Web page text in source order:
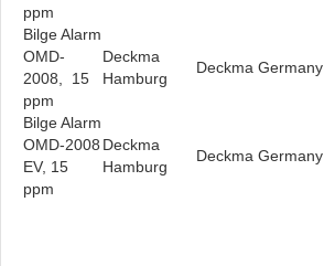
ppm
Bilge Alarm
OMD-
2008, 15
ppm
Deckma
Hamburg
Deckma Germany
Bilge Alarm
OMD-2008
EV, 15
ppm
Deckma
Hamburg
Deckma Germany